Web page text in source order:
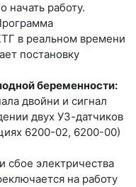
начать работу.
в реальном времени
постановку
беременности:
двойни и сигнал
двух УЗ-датчиков
6200-02, 6200-00)
сбое электричества
на работу